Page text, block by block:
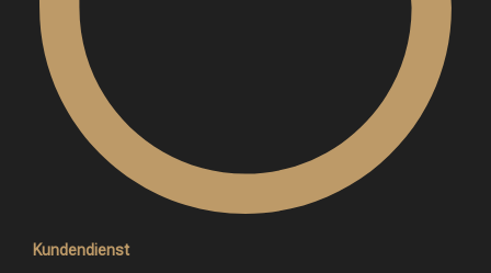
Kundendienst